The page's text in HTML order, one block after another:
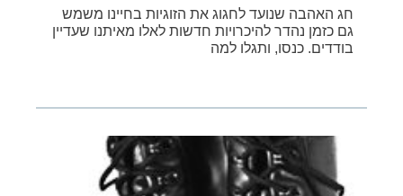
חג האהבה שנועד לחגוג את הזוגיות בחיינו משמש
גם כזמן נהדר להיכרויות חדשות לאלו מאיתנו שעדיין
בודדים. כנסו, ותגלו למה